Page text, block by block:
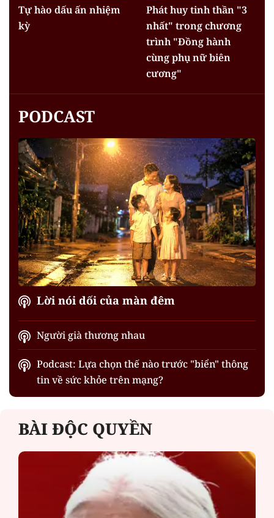
Tự hào dấu ấn nhiệm
kỳ
Phát huy tinh thần "3
nhất" trong chương
trình "Đồng hành
cùng phụ nữ biên
cương"
PODCAST
Lời nói dối của màn đêm
Người già thương nhau
Podcast: Lựa chọn thế nào trước "biển" thông
tin về sức khỏe trên mạng?
BÀI ĐỘC QUYỀN